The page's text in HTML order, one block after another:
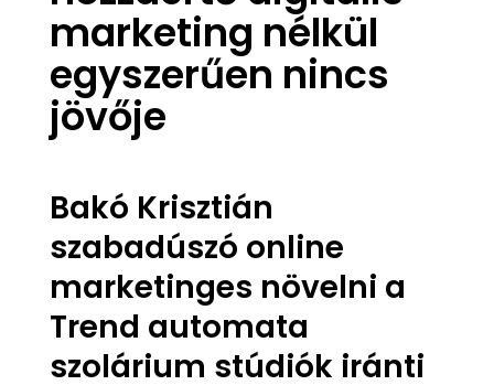
marketing nélkül
egyszerűen nincs
jövője
Bakó Krisztián
szabadúszó online
marketinges növelni a
Trend automata
szolárium stúdiók iránti